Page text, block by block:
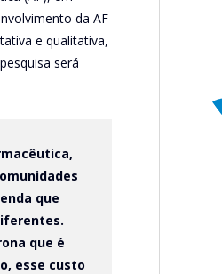
da AF
e qualitativa,
será
que
que é
esse custo